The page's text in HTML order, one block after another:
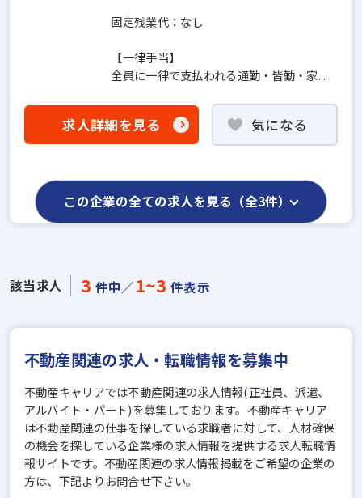
固定残業代：なし
【一律手当】
全員に一律で支払われる通勤・皆勤・家...
求人詳細を見る 気になる
この企業の全ての求人を見る（全3件）
該当求人 3 件中／1~3 件表示
不動産関連の求人・転職情報を募集中
不動産キャリアでは不動産関連の求人情報(正社員、派遣、
アルバイト・パート)を募集しております。不動産キャリア
は不動産関連の仕事を探している求職者に対して、人材確保
の機会を探している企業様の求人情報を提供する求人転職情
報サイトです。不動産関連の求人情報掲載をご希望の企業の
方は、下記よりお問合せ下さい。